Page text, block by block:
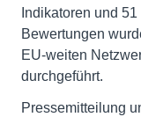
Indikatoren und
Bewertungen
EU-weiten
durchgeführt.
Pressemitteilung